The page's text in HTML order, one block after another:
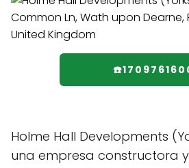
Holme Hall Developments
una empresa constructora